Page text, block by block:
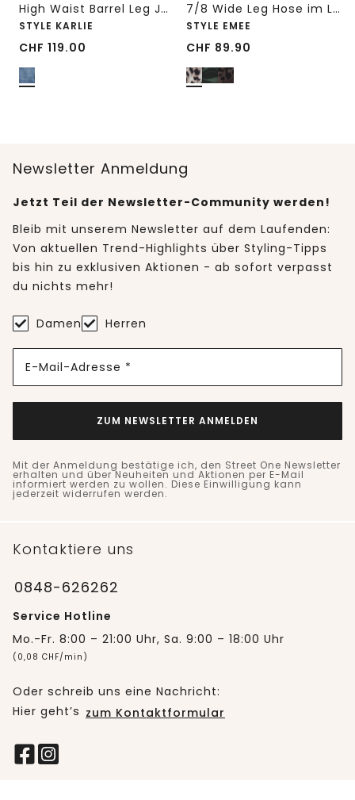
High Waist Barrel Leg Jeans im Loose Fit
STYLE KARLIE
CHF 119.00
7/8 Wide Leg Hose im Loose Fit mit Print
STYLE EMEE
CHF 89.90
Newsletter Anmeldung
Jetzt Teil der Newsletter-Community werden!
Bleib mit unserem Newsletter auf dem Laufenden:
Von aktuellen Trend-Highlights über Styling-Tipps
bis hin zu exklusiven Aktionen - ab sofort verpasst
du nichts mehr!
Damen Herren
E-Mail-Adresse *
ZUM NEWSLETTER ANMELDEN
Mit der Anmeldung bestätige ich, den Street One Newsletter
erhalten und über Neuheiten und Aktionen per E-Mail
informiert werden zu wollen. Diese Einwilligung kann
jederzeit widerrufen werden.
Kontaktiere uns
0848-626262
Service Hotline
Mo.-Fr. 8:00 – 21:00 Uhr, Sa. 9:00 – 18:00 Uhr
(0,08 CHF/min)
Oder schreib uns eine Nachricht:
Hier geht’s zum Kontaktformular